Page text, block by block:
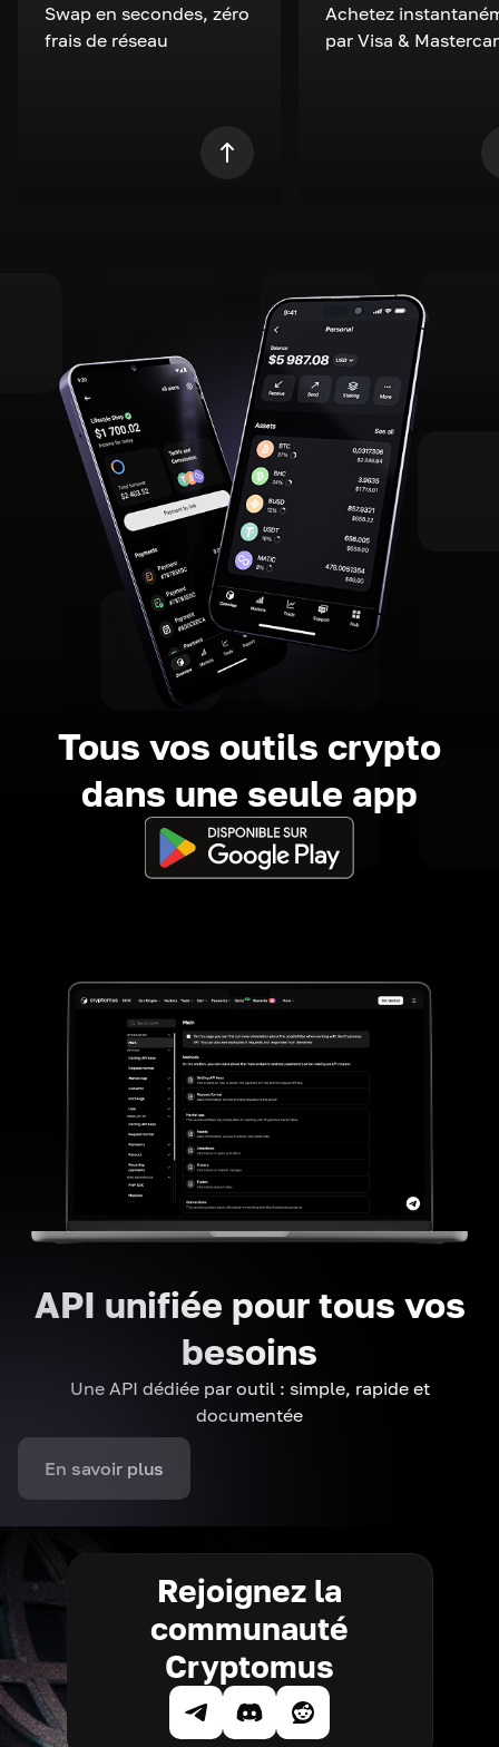
Swap en secondes, zéro
frais de réseau
Achetez
par Visa &
Tous vos outils crypto
dans une seule app
API unifiée pour tous vos
besoins
Une API dédiée par outil : simple, rapide et
documentée
En savoir plus
Rejoignez la
communauté
Cryptomus